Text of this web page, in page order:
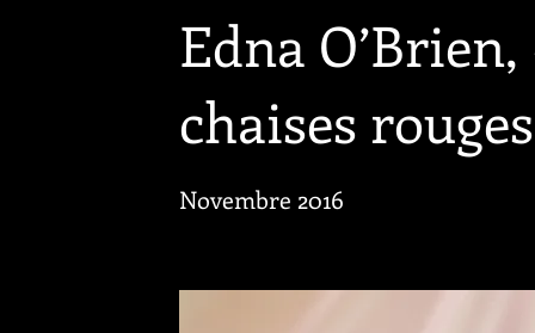
Edna
chaises
Novembre 2016